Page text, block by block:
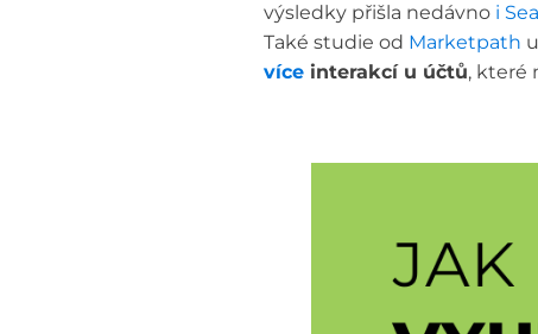
výsledky přišla nedávno i
Také studie od Marketpath
více interakcí u účtů, které